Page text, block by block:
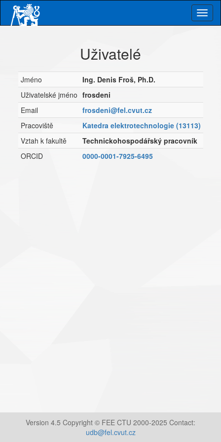
main
Uživatelé
Jméno
Ing. Denis Froš, Ph.D.
Uživatelské jméno frosdeni
Email
frosdeni@fel.cvut.cz
Pracoviště
Katedra elektrotechnologie (13113)
Vztah k fakultě
Technickohospodářský pracovník
ORCID
0000-0001-7925-6495
Version 4.5 Copyright © FEE CTU 2000-2025 Contact:
udb@fel.cvut.cz